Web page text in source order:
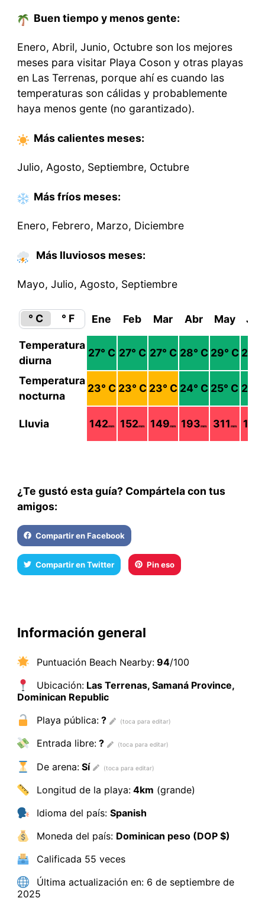
Buen tiempo y menos gente:
Enero, Abril, Junio, Octubre son los mejores
meses para visitar Playa Coson y otras playas
en Las Terrenas, porque ahí es cuando las
temperaturas son cálidas y probablemente
haya menos gente (no garantizado).
Más calientes meses:
Julio, Agosto, Septiembre, Octubre
Más fríos meses:
Enero, Febrero, Marzo, Diciembre
Más lluviosos meses:
Mayo, Julio, Agosto, Septiembre
° C ° F Ene Feb Mar Abr May Jun
Temperatura
diurna
27° C 27° C 27° C 28° C 29° C 29
Temperatura
nocturna
23° C 23° C 23° C 24° C 25° C 25
Lluvia 142mm 152mm 149mm 193mm 311 mm 187
¿Te gustó esta guía? Compártela con tus
amigos:
Compartir en Facebook
Compartir en Twitter Pin eso
Información general
Puntuación Beach Nearby:94/100
Ubicación:Las Terrenas, Samaná Province,
Dominican Republic
Playa pública:?
Entrada libre:?
De arena:Sí
Longitud de la playa:4km (grande)
Idioma del país: Spanish
Moneda del país: Dominican peso (DOP $)
Calificada 55 veces
Última actualización en:6 de septiembre de
2025